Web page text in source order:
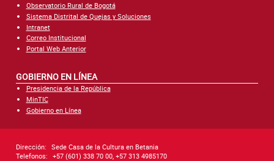
Observatorio Rural de Bogotá
Sistema Distrital de Quejas y Soluciones
Intranet
Correo Institucional
Portal Web Anterior
GOBIERNO EN LÍNEA
Presidencia de la República
MinTIC
Gobierno en Línea
Dirección: Sede Casa de la Cultura en Betania
Telefonos: +57 (601) 338 70 00, +57 313 4985170